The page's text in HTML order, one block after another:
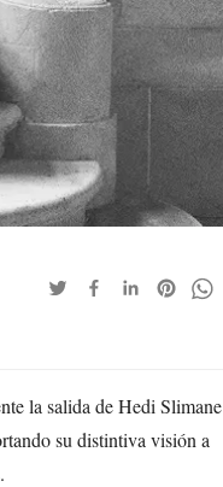
la salida de Hedi Slimane
su distintiva visión a